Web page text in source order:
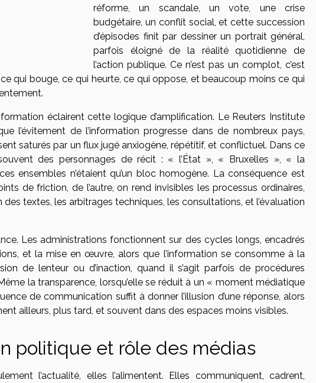
réforme, un scandale, un vote, une crise
budgétaire, un conflit social, et cette succession
d’épisodes finit par dessiner un portrait général,
parfois éloigné de la réalité quotidienne de
l’action publique. Ce n’est pas un complot, c’est
qui bouge, ce qui heurte, ce qui oppose, et beaucoup moins ce qui
éclairent cette logique d’amplification. Le Reuters Institute
l’évitement de l’information progresse dans de nombreux pays,
saturés par un flux jugé anxiogène, répétitif, et conflictuel. Dans ce
des personnages de récit : « l’État », « Bruxelles », « la
ensembles n’étaient qu’un bloc homogène. La conséquence est
de friction, de l’autre, on rend invisibles les processus ordinaires,
textes, les arbitrages techniques, les consultations, et l’évaluation
Les administrations fonctionnent sur des cycles longs, encadrés
et la mise en œuvre, alors que l’information se consomme à la
de lenteur ou d’inaction, quand il s’agit parfois de procédures
la transparence, lorsqu’elle se réduit à un « moment médiatique
de communication suffit à donner l’illusion d’une réponse, alors
ailleurs, plus tard, et souvent dans des espaces moins visibles.
politique et rôle des médias
l’actualité, elles l’alimentent. Elles communiquent, cadrent,